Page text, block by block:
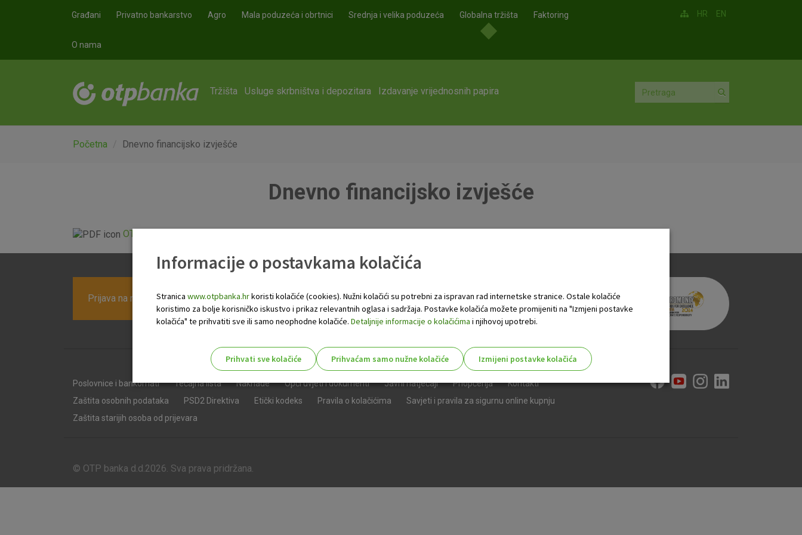
Građani Privatno bankarstvo Agro Mala poduzeća i obrtnici Srednja i velika poduzeća Globalna tržišta Faktoring
O nama
HR EN
Tržišta Usluge skrbništva i depozitara Izdavanje vrijednosnih papira
Početna Dnevno financijsko izvješće
Dnevno financijsko izvješće
OTP Dnevno financijsko izvješće.pdf
Prijava na newsletter OTP banke
Poslovnice i bankomati Tečajna lista Naknade Opći uvjeti i dokumenti Javni natječaji Priopćenja
Kontakti
Zaštita osobnih podataka
PSD2 Direktiva Etički kodeks Pravila o kolačićima
Savjeti i pravila za sigurnu online kupnju
Zaštita starijih osoba od prijevara
© OTP banka d.d.2026. Sva prava pridržana.
Informacije o postavkama kolačića
Stranica www.otpbanka.hrkoristi kolačiće (cookies). Nužni kolačići su potrebni za ispravan rad internetske stranice. Ostale kolačiće
koristimo za bolje korisničko iskustvo i prikaz relevantnih oglasa i sadržaja. Postavke kolačića možete promijeniti na "Izmjeni postavke
kolačića" te prihvatiti sve ili samo neophodne kolačiće. Detaljnije informacije o kolačićima i njihovoj upotrebi.
Prihvati sve kolačiće Prihvaćam samo nužne kolačiće
Izmijeni postavke kolačića